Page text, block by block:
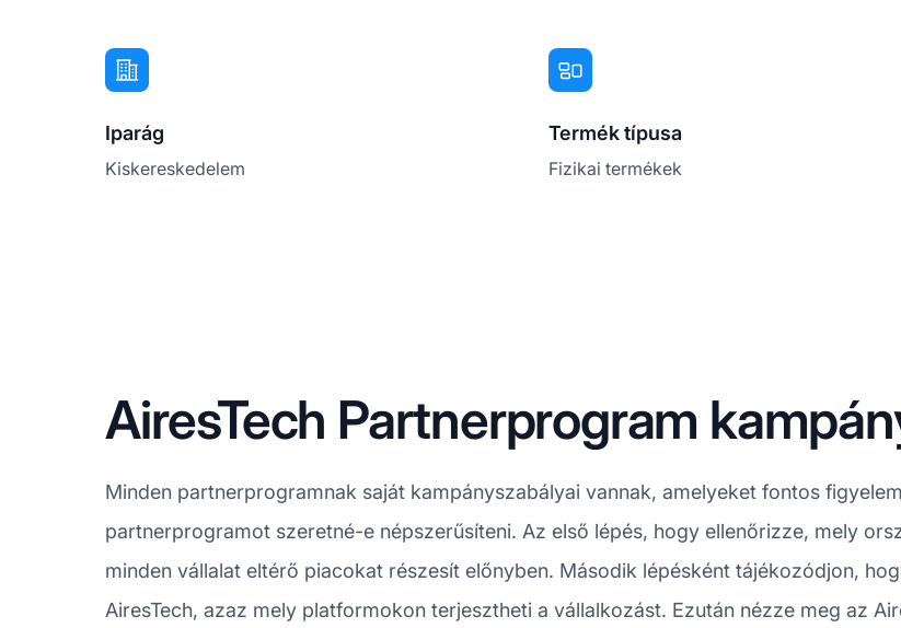
Iparág
Kiskereskedelem
Termék típusa
Fizikai termékek
AiresTech Partnerprogram
Minden partnerprogramnak saját kampányszabályai vannak, amelyeket fontos
partnerprogramot szeretné-e népszerűsíteni. Az első lépés, hogy ellenőrizze, mely
minden vállalat eltérő piacokat részesít előnyben. Második lépésként tájékozódjon,
AiresTech, azaz mely platformokon terjesztheti a vállalkozást. Ezután nézze meg az